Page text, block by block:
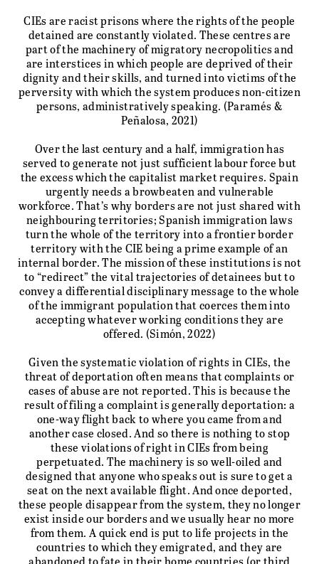
CIEs are racist prisons where the rights of the people
detained are constantly violated. These centres are
part of the machinery of migratory necropolitics and
are interstices in which people are deprived of their
dignity and their skills, and turned into victims of the
perversity with which the system produces non-citizen
persons, administratively speaking. (Paramés &
Peñalosa, 2021)
Over the last century and a half, immigration has
served to generate not just sufficient labour force but
the excess which the capitalist market requires. Spain
urgently needs a browbeaten and vulnerable
workforce. That’s why borders are not just shared with
neighbouring territories; Spanish immigration laws
turn the whole of the territory into a frontier border
territory with the CIE being a prime example of an
internal border. The mission of these institutions is not
to “redirect” the vital trajectories of detainees but to
convey a differential disciplinary message to the whole
of the immigrant population that coerces them into
accepting whatever working conditions they are
offered. (Simón, 2022)
Given the systematic violation of rights in CIEs, the
threat of deportation often means that complaints or
cases of abuse are not reported. This is because the
result of filing a complaint is generally deportation: a
one-way flight back to where you came from and
another case closed. And so there is nothing to stop
these violations of right in CIEs from being
perpetuated. The machinery is so well-oiled and
designed that anyone who speaks out is sure to get a
seat on the next available flight. And once deported,
these people disappear from the system, they no longer
exist inside our borders and we usually hear no more
from them. A quick end is put to life projects in the
countries to which they emigrated, and they are
abandoned to fate in their home countries (or third